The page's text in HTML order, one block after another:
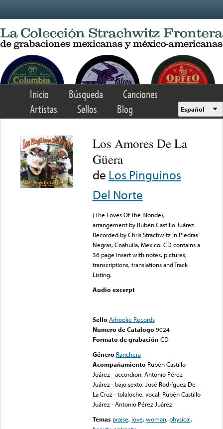
Inicio Búsqueda
Canciones
Artistas
Sellos Blog Español
Los Amores De La
Güera
de Los Pinguinos
Del Norte
(The Loves Of The Blonde),
arrangement by Rubén Castillo Juárez.
Recorded by Chris Strachwitz in Piedras
Negras, Coahuila, Mexico. CD contains a
36 page insert with notes, pictures,
transcriptions, translations and Track
Listing.
Audio excerpt
Sello Arhoolie Records
Numero de Catalogo 9024
Formato de grabación CD
Género Ranchera
Acompañamiento Rubén Castillo
Juárez - accordion, Antonio Pérez
Juárez - bajo sexto, José Rodríguez De
La Cruz - tolaloche, vocal: Rubén Castillo
Juárez - Antonio Pérez Juárez
Temas praise, love,woman, physical,